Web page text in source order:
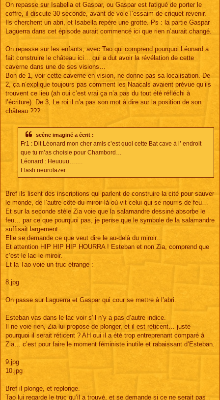
On repasse sur Isabella et Gaspar, ou Gaspar est fatigué de porter le
coffre, il discute 30 seconde, avant de voie l’essaim de criquet revenir.
Ils cherchent un abri, et Isabella repère une grotte. Ps : la partie Gaspar
Laguerra dans cet épisode aurait commencé ici que rien n’aurait changé.
On repasse sur les enfants, avec Tao qui comprend pourquoi Léonard a
fait construire le château ici… qui a dut avoir la révélation de cette
caverne dans une de ses visions…
Bon de 1, voir cette caverne en vision, ne donne pas sa localisation. De
2, ça n’explique toujours pas comment les Naacals avaient prévue qu’ils
trouvent ce lieu (ah oui c’est vrai ça n’a pas du tout été réfléchi à
l’écriture). De 3, Le roi il n’a pas son mot à dire sur la position de son
château ???
scène imaginé a écrit :
Fr1 : Dit Léonard mon cher amis c’est quoi cette Bat cave à l’ endroit
que tu m’as choisie pour Chambord…
Léonard : Heuuuu…….
Flash neurolazer.
Bref ils lisent des inscriptions qui parlent de construire la cité pour sauver
le monde, de l’autre côté du miroir là où vit celui qui se nourris de feu…
Et sur la seconde stèle Zia voie que la salamandre dessiné absorbe le
feu… par ce que pourquoi pas, je pense que le symbole de la salamandre
suffisait largement.
Elle se demande ce que veut dire le au-delà du miroir…
Et attention HIP HIP HIP HOURRA ! Esteban et non Zia, comprend que
c’est le lac le miroir.
Et la Tao voie un truc étrange :
8.jpg
On passe sur Laguerra et Gaspar qui cour se mettre à l’abri.
Esteban vas dans le lac voir s’il n’y a pas d’autre indice.
Il ne voie rien, Zia lui propose de plonger, et il est réticent… juste
pourquoi il serait réticent ? AH oui il a été trop entreprenant comparé à
Zia… c’est pour faire le moment féministe inutile et rabaissant d’Esteban.
9.jpg
10.jpg
Bref il plonge, et replonge.
Tao lui regarde le truc qu’il a trouvé, et se demande si ce ne serait pas